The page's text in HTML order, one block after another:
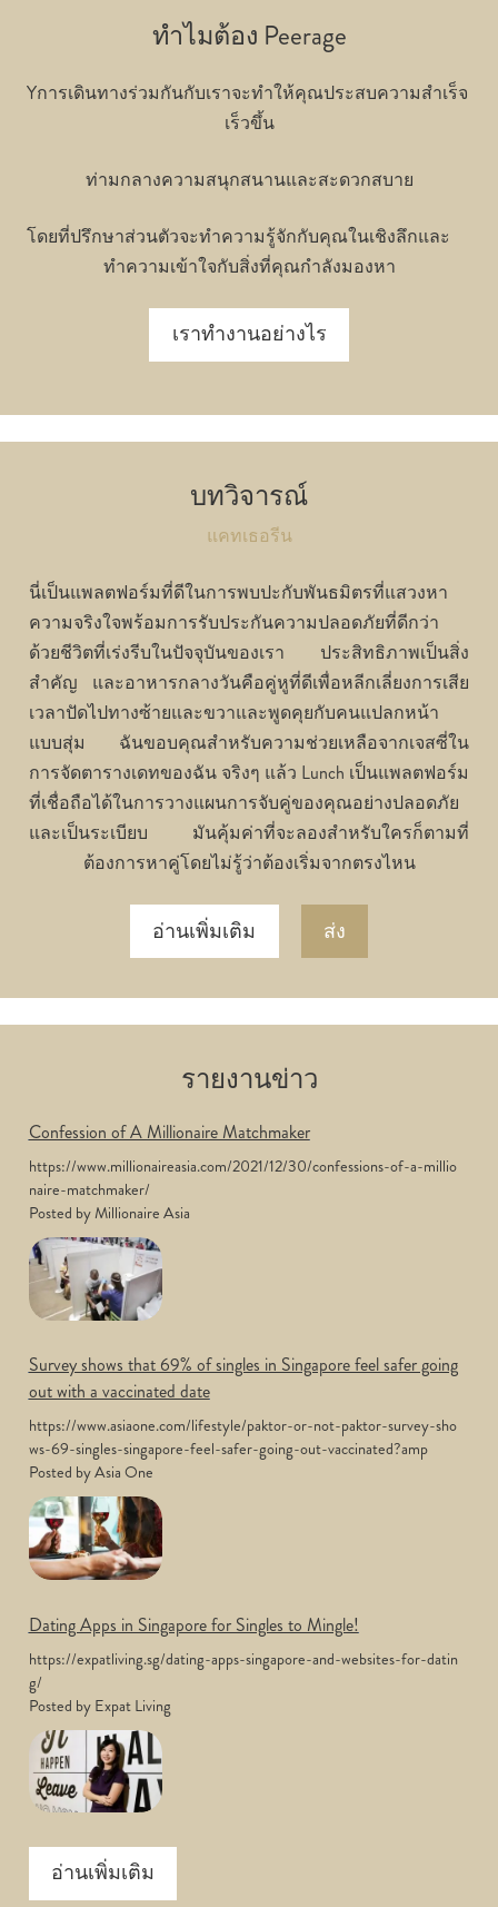
ทำไมต้อง Peerage
Yการเดินทางร่วมกันกับเราจะทำให้คุณประสบความสำเร็จ
เร็วขึ้น
ท่ามกลางความสนุกสนานและสะดวกสบาย
โดยที่ปรึกษาส่วนตัวจะทำความรู้จักกับคุณในเชิงลึกและ
ทำความเข้าใจกับสิ่งที่คุณกำลังมองหา
เราทำงานอย่างไร
บทวิจารณ์
แคทเธอรีน
นี่เป็นแพลตฟอร์มที่ดีในการพบปะกับพันธมิตรที่แสวงหา
ความจริงใจพร้อมการรับประกันความปลอดภัยที่ดีกว่า
ด้วยชีวิตที่เร่งรีบในปัจจุบันของเรา ประสิทธิภาพเป็นสิ่ง
สำคัญ และอาหารกลางวันคือคู่หูที่ดีเพื่อหลีกเลี่ยงการเสีย
เวลาปัดไปทางซ้ายและขวาและพูดคุยกับคนแปลกหน้า
แบบสุ่ม ฉันขอบคุณสำหรับความช่วยเหลือจากเจสซี่ใน
การจัดตารางเดทของฉัน จริงๆ แล้ว Lunch เป็นแพลตฟอร์ม
ที่เชื่อถือได้ในการวางแผนการจับคู่ของคุณอย่างปลอดภัย
และเป็นระเบียบ มันคุ้มค่าที่จะลองสำหรับใครก็ตามที่
ต้องการหาคู่โดยไม่รู้ว่าต้องเริ่มจากตรงไหน
อ่านเพิ่มเติม ส่ง
รายงานข่าว
Confession of A Millionaire Matchmaker
https://www.millionaireasia.com/2021/12/30/confessions-of-a-millio
naire-matchmaker/
Posted by Millionaire Asia
Survey shows that 69% of singles in Singapore feel safer going
out with a vaccinated date
https://www.asiaone.com/lifestyle/paktor-or-not-paktor-survey-sho
ws-69-singles-singapore-feel-safer-going-out-vaccinated?amp
Posted by Asia One
Dating Apps in Singapore for Singles to Mingle!
https://expatliving.sg/dating-apps-singapore-and-websites-for-datin
g/
Posted by Expat Living
อ่านเพิ่มเติม